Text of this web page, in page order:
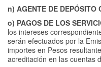
n) AGENTE DE DEPÓSITO
o) PAGOS DE LOS
los intereses
serán efectuados por la
importes en Pesos
acreditación en las cuentas